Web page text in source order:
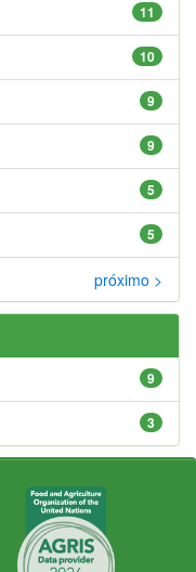
11
10
9
9
5
5
próximo >
9
3